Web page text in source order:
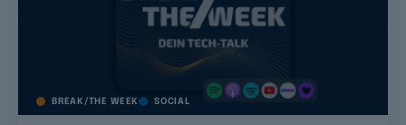
BREAK/THE WEEK SOCIAL